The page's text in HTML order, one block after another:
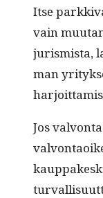
Itse
vain
juris­mista,
man
Jos